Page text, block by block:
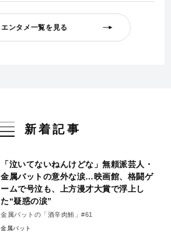
エンタメ一覧を見る
新着記事
「泣いてないねんけどな」無頼派芸人・
金属バットの意外な涙…映画館、格闘ゲ
ームで号泣も、上方漫才大賞で浮上し
た“疑惑の涙”
金属バットの「酒辛肉鮪」#61
金属バット